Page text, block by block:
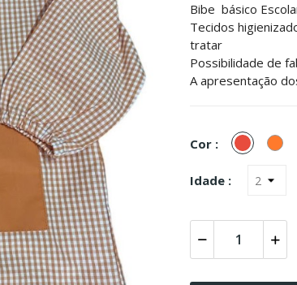
Bibe básico
Tecidos
tratar
Possibilidade de
A apresentação
Cor : Vermelho
Idade :